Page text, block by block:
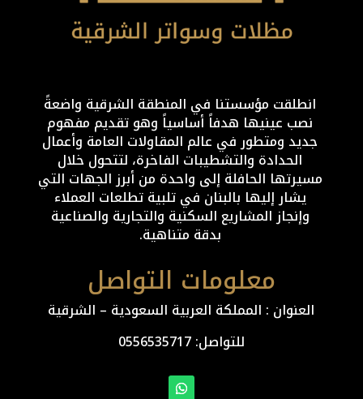
انطلقت مؤسستنا في المنطقة الشرقية واضعةً
نصب عينيها هدفاً أساسياً وهو تقديم مفهوم
جديد ومتطور في عالم المقاولات العامة وأعمال
الحدادة والتشطيبات الفاخرة، لتتحول خلال
مسيرتها الحافلة إلى واحدة من أبرز الجهات التي
يشار إليها بالبنان في تلبية تطلعات العملاء
وإنجاز المشاريع السكنية والتجارية والصناعية
بدقة متناهية.
معلومات التواصل
العنوان : المملكة العربية السعودية – الشرقية
للتواصل: ⁦0556535717